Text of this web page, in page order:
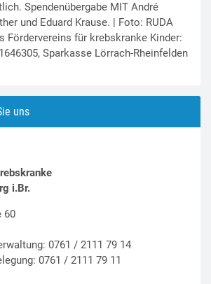
Spendenübergabe MIT André
und Eduard Krause. | Foto: RUDA
Fördervereins für krebskranke Kinder:
Sparkasse Lörrach-Rheinfelden
uns
i.Br.
60
0761 / 2111 79 14
0761 / 2111 79 11